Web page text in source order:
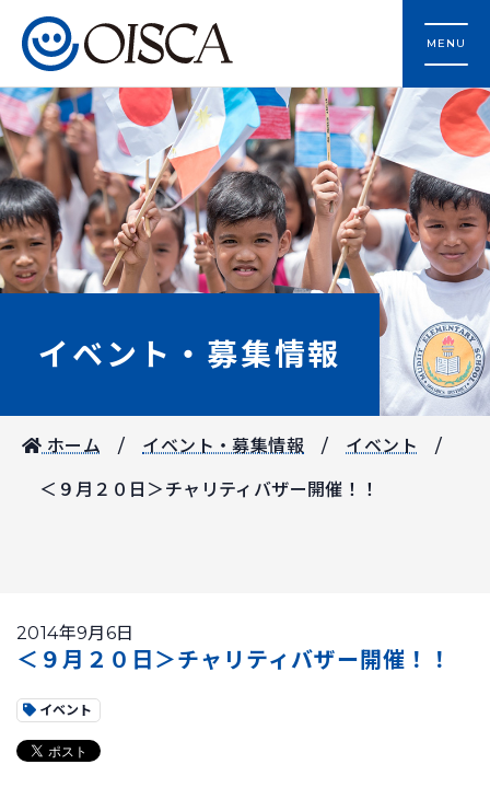
MENU
イベント・募集情報
ホーム イベント・募集情報 イベント
＜９月２０日＞チャリティバザー開催！！
2014年9月6日
＜９月２０日＞チャリティバザー開催！！
イベント